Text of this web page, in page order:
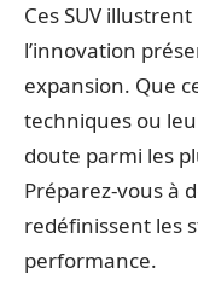
Ces SUV
l’innovation
expansion. Que
techniques ou
doute parmi les
Préparez-vous à
redéfinissent les
performance.